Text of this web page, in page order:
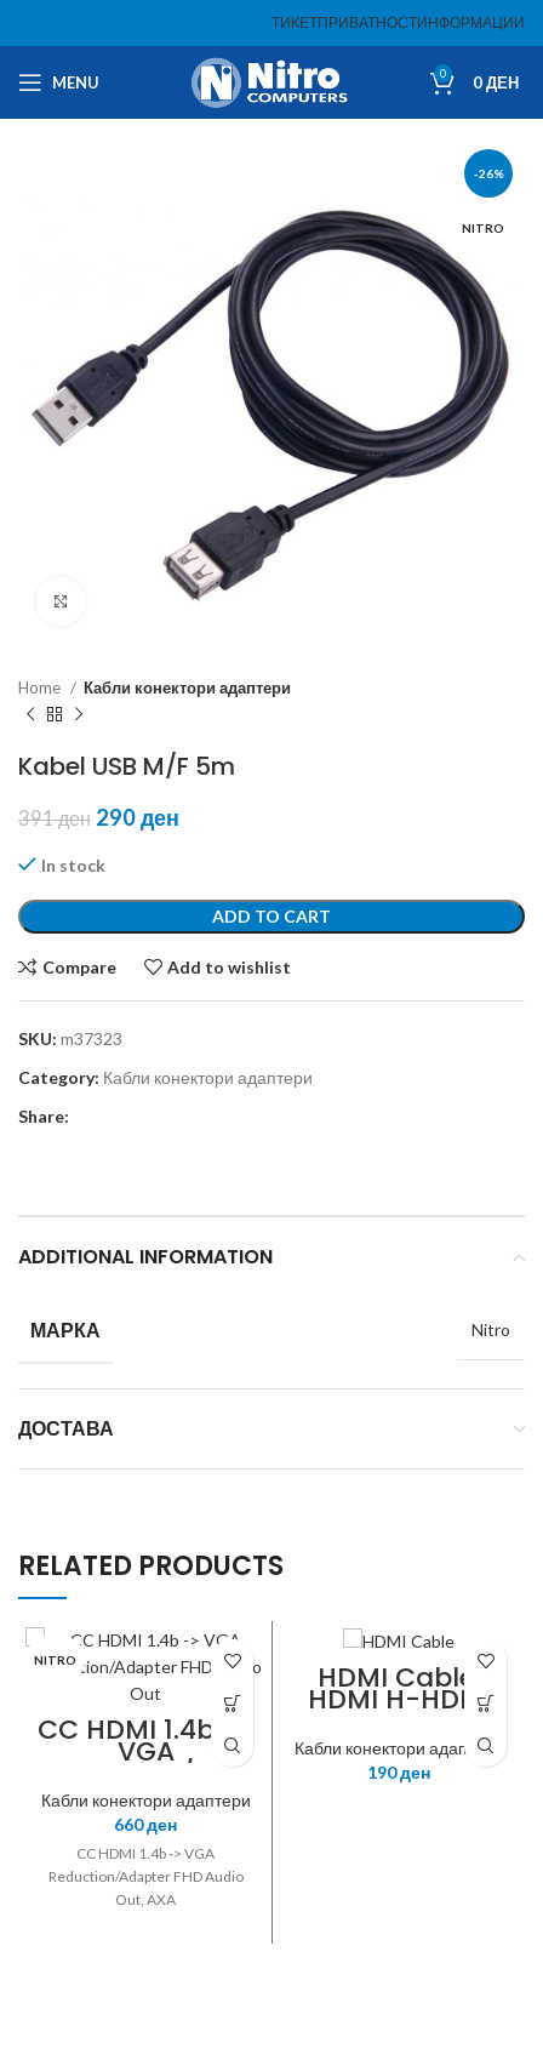
ТИКЕТПРИВАТНОСТИНФОРМАЦИИ
MENU 0 0ДЕН
-26%
NITRO
Click to enlarge
Home Кабли конектори адаптери
Kabel USB M/F 5m
391ден 290ден
In stock
ADD TO CART
Compare Add to wishlist
SKU: m37323
Category: Кабли конектори адаптери
Share:
ADDITIONAL INFORMATION
МАРКА Nitro
ДОСТАВА
RELATED PRODUCTS
NITRO
CC HDMI 1.4b ->
VGA
Reduction/Ada
pter FHD Audio
Out, AXA
Кабли конектори адаптери
660ден
CC HDMI 1.4b -> VGA
Reduction/Adapter FHD Audio
Out, AXA
HDMI Cable,
HDMI H-HDMI
Кабли конектори адаптери
190ден